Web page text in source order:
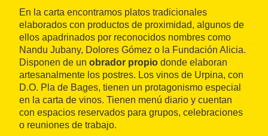
En la carta encontramos platos tradicionales
elaborados con productos de proximidad, algunos de
ellos apadrinados por reconocidos nombres como
Nandu Jubany, Dolores Gómez o la Fundación Alicia.
Disponen de un obrador propio donde elaboran
artesanalmente los postres. Los vinos de Urpina, con
D.O. Pla de Bages, tienen un protagonismo especial
en la carta de vinos. Tienen menú diario y cuentan
con espacios reservados para grupos, celebraciones
o reuniones de trabajo.